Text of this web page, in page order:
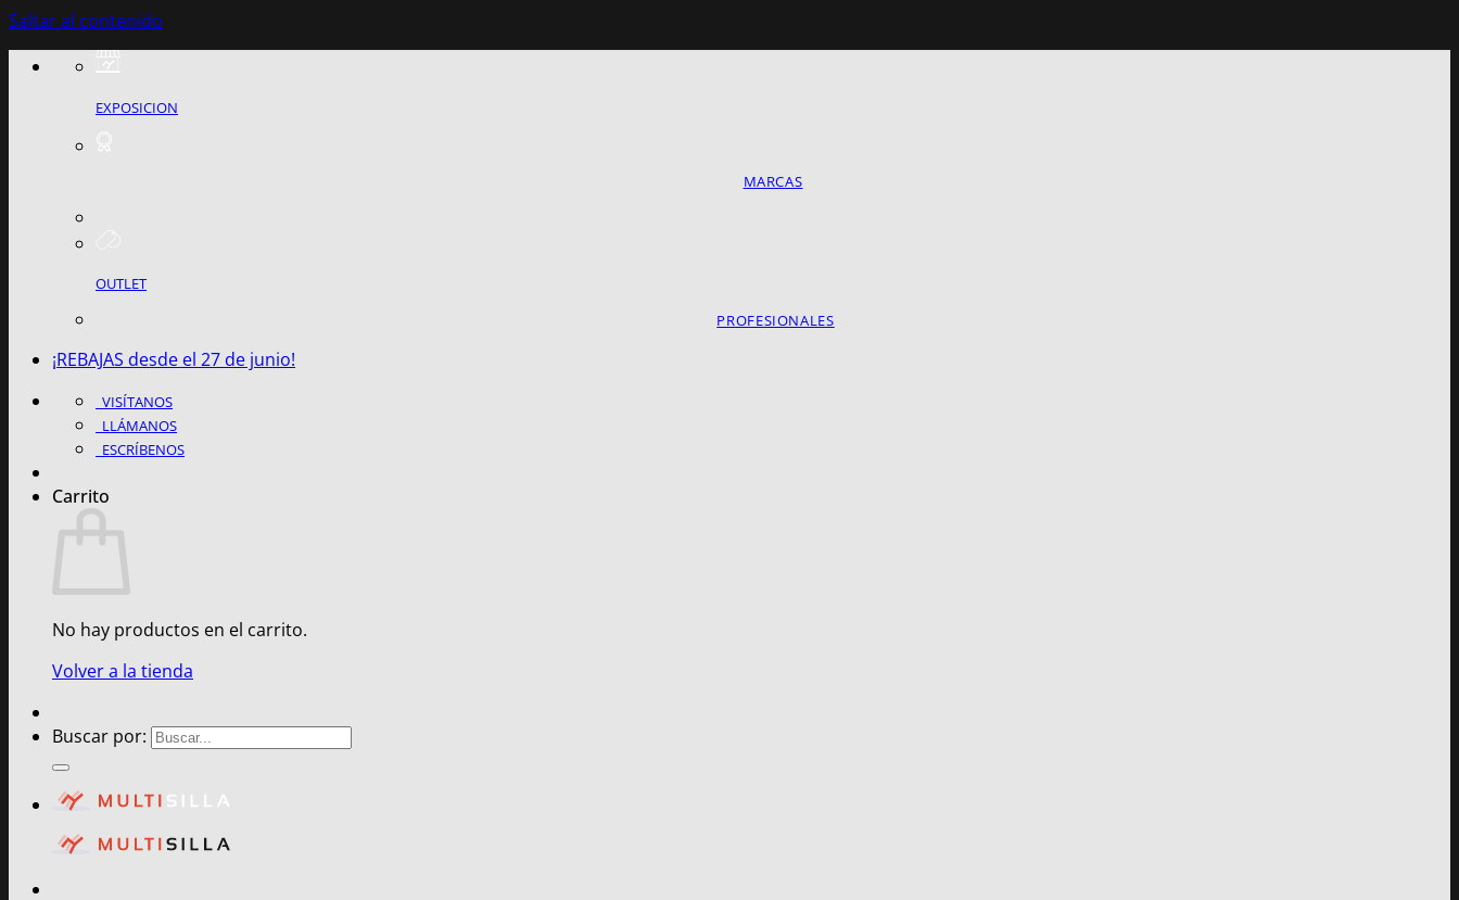
Saltar al contenido
EXPOSICION
MARCAS
OUTLET
PROFESIONALES
¡REBAJAS desde el 27 de junio!
VISÍTANOS
LLÁMANOS
ESCRÍBENOS
Carrito
No hay productos en el carrito.
Volver a la tienda
Buscar por: